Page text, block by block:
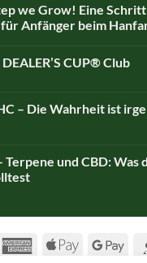
we Grow! Eine
Anfänger beim
CUP® Club
– Die Wahrheit ist
Terpene und CBD: Was